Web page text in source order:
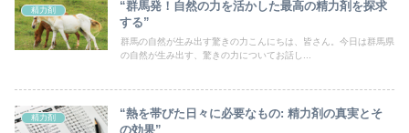
精力剤
“群馬発！自然の力を活かした最高の精力剤を探求
する”
群馬の自然が生み出す驚きの力こんにちは、皆さん。今日は群馬県
の自然が生み出す、驚きの力についてお話し...
精力剤
“熱を帯びた日々に必要なもの: 精力剤の真実とそ
の効果”